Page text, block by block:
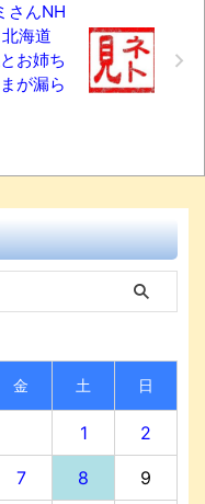
さんNH
海道
お姉ち
が漏ら
金 土 日
1 2
7 8 9